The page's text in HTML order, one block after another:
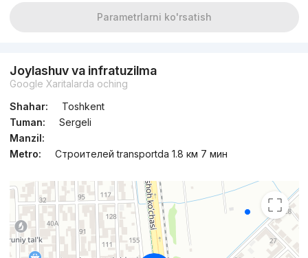
Parametrlarni ko'rsatish
Joylashuv va infratuzilma
Google Xaritalarda oching
Shahar:
Toshkent
Tuman:
Sergeli
Manzil:
Metro:
Строителей transportda 1.8 км 7 мин